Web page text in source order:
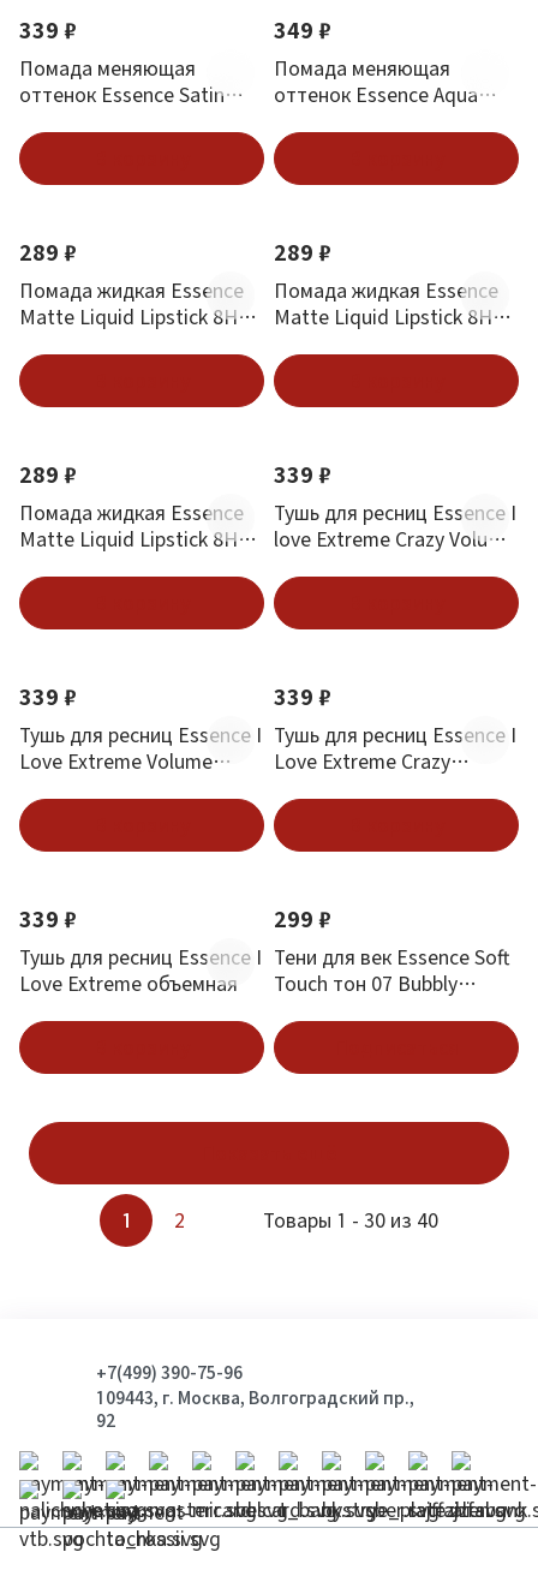
339 ₽
Помада меняющая
оттенок Essence Satin
Love
349 ₽
Помада меняющая
оттенок Essence Aqua
289 ₽
Помада жидкая Essence
Matte Liquid Lipstick 8H
289 ₽
Помада жидкая Essence
Matte Liquid Lipstick 8H
289 ₽
Помада жидкая Essence
Matte Liquid Lipstick 8H
339 ₽
Тушь для ресниц Essence I
love Extreme Crazy Volume
339 ₽
Тушь для ресниц Essence I
Love Extreme Volume
339 ₽
Тушь для ресниц Essence I
Love Extreme Crazy
339 ₽
Тушь для ресниц Essence I
Love Extreme объемная
299 ₽
Тени для век Essence Soft
Touch тон 07 Bubbly
1 2 Товары 1 - 30 из 40
+7(499) 390-75-96
109443, г. Москва, Волгоградский пр.,
92